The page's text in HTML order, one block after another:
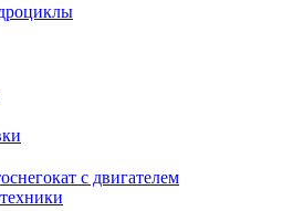
с двигателем